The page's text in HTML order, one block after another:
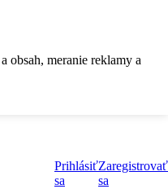
obsah, meranie reklamy a
Prihlásiť
sa
Zaregistrovať
sa